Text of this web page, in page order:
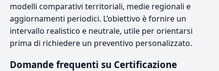
modelli comparativi territoriali, medie regionali e
aggiornamenti periodici. L’obiettivo è fornire un
intervallo realistico e neutrale, utile per orientarsi
prima di richiedere un preventivo personalizzato.
Domande frequenti su Certificazione